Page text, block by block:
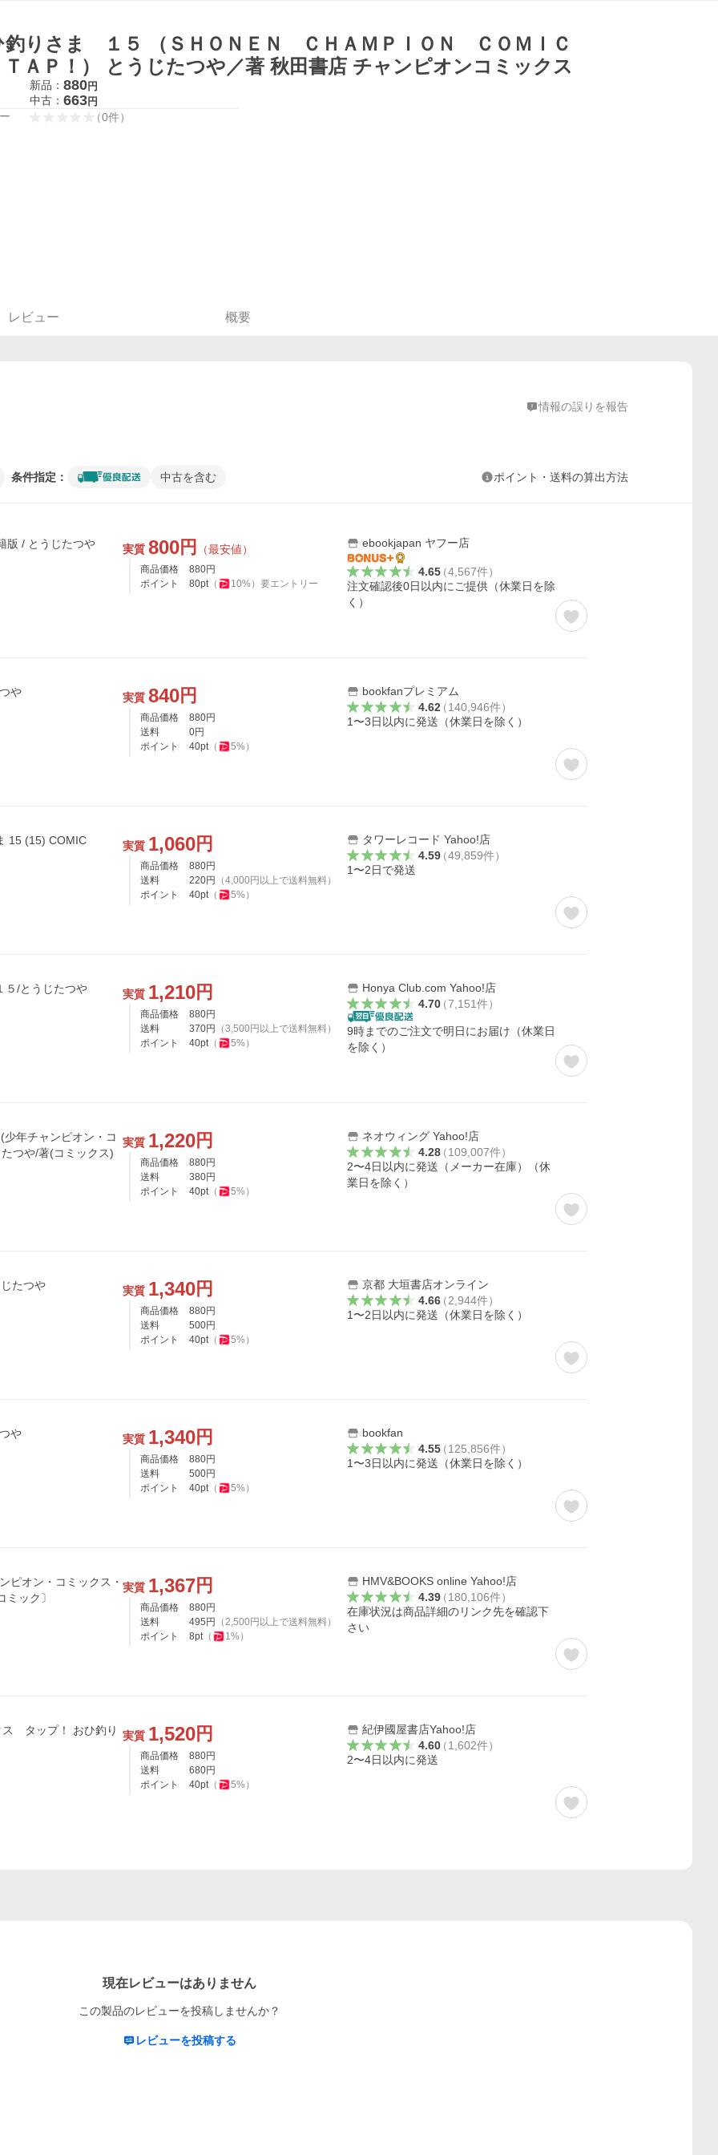
釣りさま １５ （ＳＨＯＮＥＮ ＣＨＡＭＰＩＯＮ ＣＯＭＩＣ
ＡＰ！） とうじたつや／著 秋田書店 チャンピオンコミックス
新品： 880円
中古： 663円
（0件）
レビュー 概要
情報の誤りを報告
条件指定： 中古を含む ポイント・送料の算出方法
版 / とうじたつや 実質 800円 （最安値）
商品価格 880円
ポイント
80pt（ 10%） 要エントリー
ebookjapan ヤフー店
4.65（4,567件）
注文確認後0日以内にご提供（休業日を除
く）
や 実質 840円
商品価格 880円
送料
0円
ポイント
40pt（ 5%）
bookfanプレミアム
4.62（140,946件）
1〜3日以内に発送（休業日を除く）
15 (15) COMIC 実質 1,060円
商品価格 880円
送料
220円 （4,000 円以上で送料無料）
ポイント
40pt（ 5%）
タワーレコード Yahoo!店
4.59（49,859件）
1〜2日で発送
５/とうじたつや 実質 1,210円
商品価格 880円
送料
370円 （3,500 円以上で送料無料）
ポイント
40pt（ 5%）
Honya Club.com Yahoo!店
4.70（7,151件）
9時までのご注文で明日にお届け（休業日
を除く）
年チャンピオン・コ
つや/著(コミックス)
実質 1,220円
商品価格 880円
送料
380円
ポイント
40pt（ 5%）
ネオウィング Yahoo!店
4.28（109,007件）
2〜4日以内に発送（メーカー在庫）（休
業日を除く）
たつや 実質 1,340円
商品価格 880円
送料
500円
ポイント
40pt（ 5%）
京都 大垣書店オンライン
4.66（2,944件）
1〜2日以内に発送（休業日を除く）
や 実質 1,340円
商品価格 880円
送料
500円
ポイント
40pt（ 5%）
bookfan
4.55（125,856件）
1〜3日以内に発送（休業日を除く）
ピオン・コミックス・
うじたつや 〔コミック〕
実質 1,367円
商品価格 880円
送料
495 円 （2,500 円以上で送料無料）
ポイント
8pt（ 1%）
HMV&BOOKS online Yahoo!店
4.39（180,106件）
在庫状況は商品詳細のリンク先を確認下
さい
プ！ おひ釣り 実質 1,520円
商品価格 880円
送料
680円
ポイント
40pt（ 5%）
紀伊國屋書店Yahoo!店
4.60（1,602件）
2〜4日以内に発送
現在レビューはありません
この製品のレビューを投稿しませんか？
レビューを投稿する